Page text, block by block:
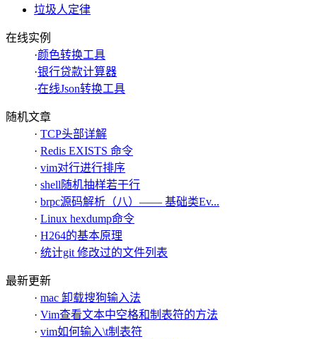
垃圾人定律
在线实例
·颜色转换工具
·银行贷款计算器
·在线Json转换工具
随机文章
· TCP头部详解
· Redis EXISTS 命令
· vim对行进行排序
· shell随机抽样若干行
· brpc源码解析（八）—— 基础类Ev...
· Linux hexdump命令
· H264的基本原理
· 统计git 修改过的文件列表
最新更新
· mac 卸载搜狗输入法
· Vim查看文本中空格和制表符的方法
· vim如何输入\t制表符